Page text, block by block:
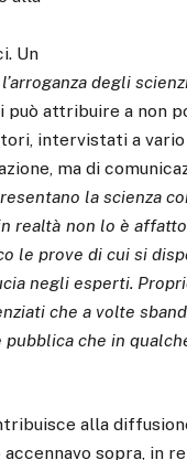
Un
l’arroganza degli
attribuire a non
intervistati a
ma di
la scienza
realtà non lo è
le prove di cui si
negli esperti.
che a volte
pubblica che in
alla
sopra, in